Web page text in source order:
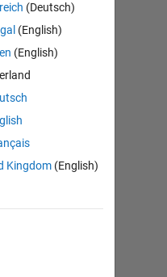
(Deutsch)
(English)
(English)
Kingdom (English)